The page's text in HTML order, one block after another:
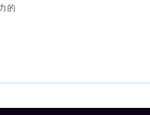
的